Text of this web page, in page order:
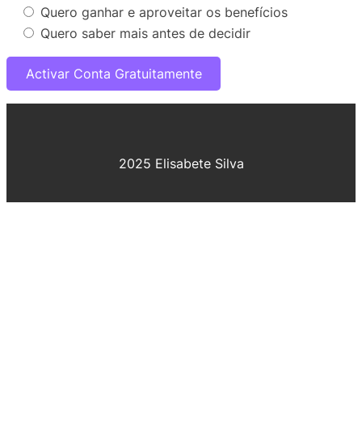
Quero ganhar e aproveitar os benefícios
Quero saber mais antes de decidir
2025 Elisabete Silva